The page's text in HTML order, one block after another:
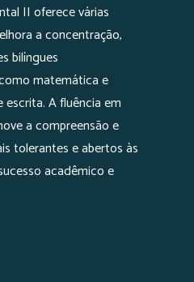
II oferece várias
a concentração,
bilíngues
matemática e
escrita. A fluência em
a compreensão e
tolerantes e abertos às
acadêmico e